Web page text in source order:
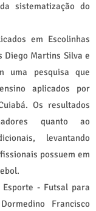
sistematização do
em Escolinhas
Diego Martins Silva e
uma pesquisa que
aplicados por
Os resultados
quanto ao
levantando
possuem em
- Futsal para
Francisco